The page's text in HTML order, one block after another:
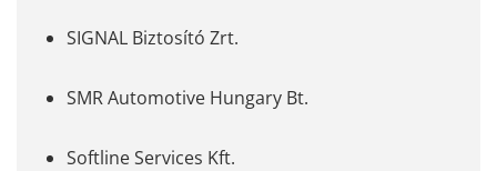
SIGNAL Biztosító Zrt.
SMR Automotive Hungary Bt.
Softline Services Kft.